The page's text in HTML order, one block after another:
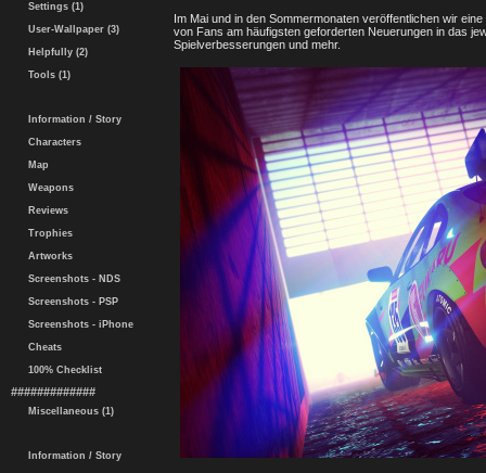
Settings (1)
User-Wallpaper (3)
Helpfully (2)
Tools (1)
Information / Story
Characters
Map
Weapons
Reviews
Trophies
Artworks
Screenshots - NDS
Screenshots - PSP
Screenshots - iPhone
Cheats
100% Checklist
#############
Miscellaneous (1)
Information / Story
Im Mai und in den Sommermonaten veröffentlichen wir
von Fans am häufigsten geforderten Neuerungen in das
Spielverbesserungen und mehr.